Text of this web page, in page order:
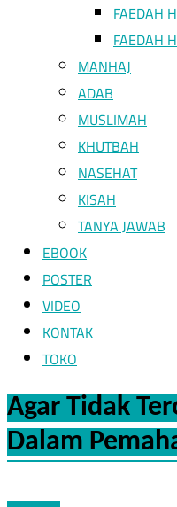
FAEDAH
FAEDAH
MANHAJ
ADAB
MUSLIMAH
KHUTBAH
NASEHAT
KISAH
TANYA JAWAB
EBOOK
POSTER
VIDEO
KONTAK
TOKO
Agar Tidak
Dalam